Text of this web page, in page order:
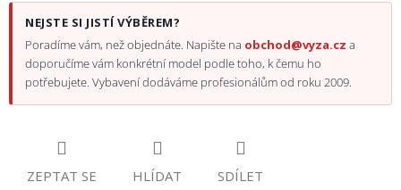
NEJSTE SI JISTÍ VÝBĚREM?
Poradíme vám, než objednáte. Napište na obchod@vyza.cz a
doporučíme vám konkrétní model podle toho, k čemu ho
potřebujete. Vybavení dodáváme profesionálům od roku 2009.
ZEPTAT SE HLÍDAT SDÍLET